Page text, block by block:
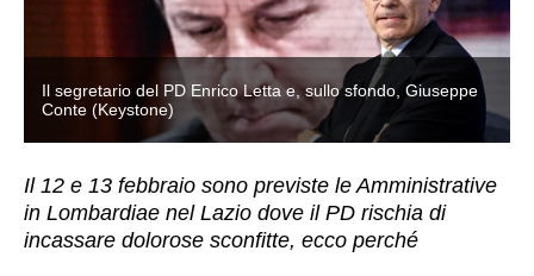
Il segretario del PD Enrico Letta e, sullo sfondo, Giuseppe
Conte (Keystone)
Il 12 e 13 febbraio sono previste le Amministrative
in Lombardiae nel Lazio dove il PD rischia di
incassare dolorose sconfitte, ecco perché